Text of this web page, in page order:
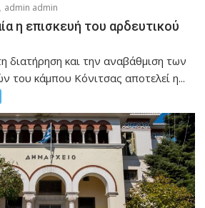
admin admin
η επισκευή του αρδευτικού
διατήρηση και την αναβάθμιση των
του κάμπου Κόνιτσας αποτελεί η...